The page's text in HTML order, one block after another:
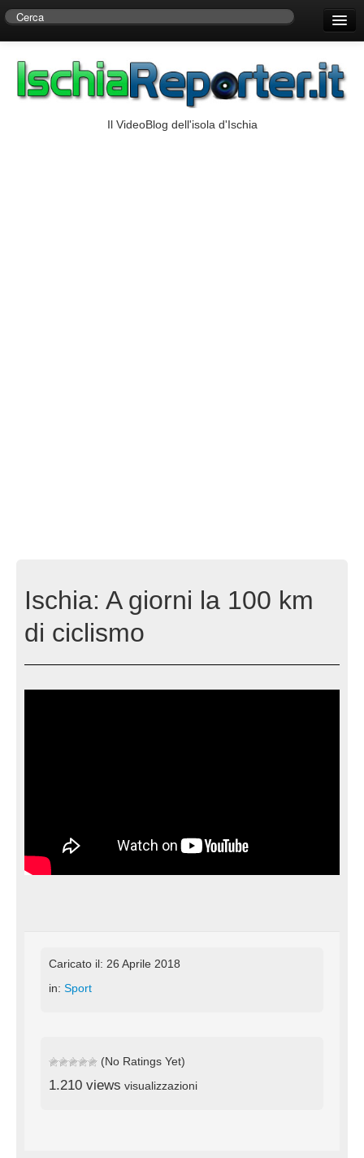
Centro di Ricerche Storiche D’Ambra
Il VideoBlog dell'isola d'Ischia
Ischia: A giorni la 100 km
di ciclismo
Caricato il: 26 Aprile 2018
in: Sport
(No Ratings Yet)
1.210 views visualizzazioni